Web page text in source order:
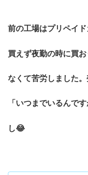
前の工場はプリペイ
買えず夜勤の時に買
なくて苦労しました
「いつまでいるんで
し😂